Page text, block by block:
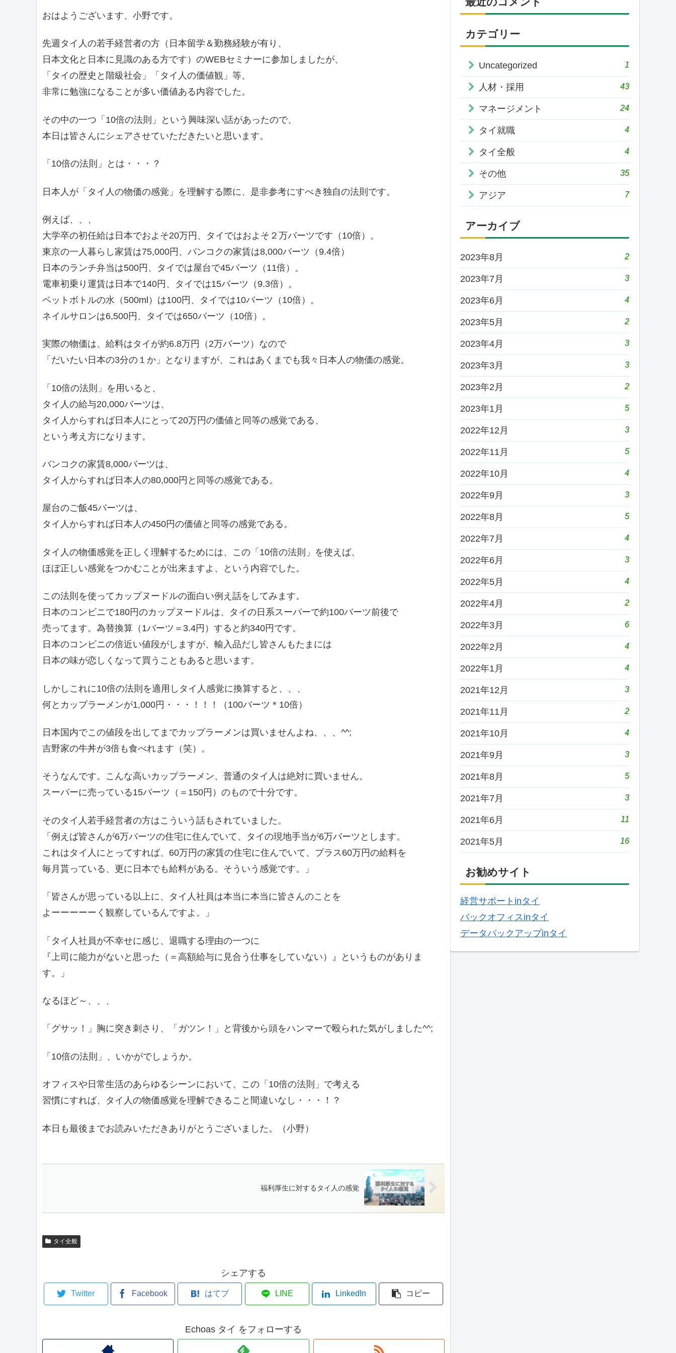
おはようございます、小野です。
先週タイ人の若手経営者の方（日本留学＆勤務経験が有り、
日本文化と日本に見識のある方です）のWEBセミナーに参加しましたが、
「タイの歴史と階級社会」「タイ人の価値観」等、
非常に勉強になることが多い価値ある内容でした。
その中の一つ「10倍の法則」という興味深い話があったので、
本日は皆さんにシェアさせていただきたいと思います。
「10倍の法則」とは・・・？
日本人が「タイ人の物価の感覚」を理解する際に、是非参考にすべき独自の法則です。
例えば、、、
大学卒の初任給は日本でおよそ20万円、タイではおよそ２万バーツです（10倍）。
東京の一人暮らし家賃は75,000円、バンコクの家賃は8,000バーツ（9.4倍）
日本のランチ弁当は500円、タイでは屋台で45バーツ（11倍）。
電車初乗り運賃は日本で140円、タイでは15バーツ（9.3倍）。
ペットボトルの水（500ml）は100円、タイでは10バーツ（10倍）。
ネイルサロンは6,500円、タイでは650バーツ（10倍）。
実際の物価は、給料はタイが約6.8万円（2万バーツ）なので
「だいたい日本の3分の１か」となりますが、これはあくまでも我々日本人の物価の感覚。
「10倍の法則」を用いると、
タイ人の給与20,000バーツは、
タイ人からすれば日本人にとって20万円の価値と同等の感覚である、
という考え方になります。
バンコクの家賃8,000バーツは、
タイ人からすれば日本人の80,000円と同等の感覚である。
屋台のご飯45バーツは、
タイ人からすれば日本人の450円の価値と同等の感覚である。
タイ人の物価感覚を正しく理解するためには、この「10倍の法則」を使えば、
ほぼ正しい感覚をつかむことが出来ますよ、という内容でした。
この法則を使ってカップヌードルの面白い例え話をしてみます。
日本のコンビニで180円のカップヌードルは、タイの日系スーパーで約100バーツ前後で
売ってます。為替換算（1バーツ＝3.4円）すると約340円です。
日本のコンビニの倍近い値段がしますが、輸入品だし皆さんもたまには
日本の味が恋しくなって買うこともあると思います。
しかしこれに10倍の法則を適用しタイ人感覚に換算すると、、、
何とカップラーメンが1,000円・・・！！！（100バーツ＊10倍）
日本国内でこの値段を出してまでカップラーメンは買いませんよね、、、^^;
吉野家の牛丼が3倍も食べれます（笑）。
そうなんです。こんな高いカップラーメン、普通のタイ人は絶対に買いません。
スーパーに売っている15バーツ（＝150円）のもので十分です。
そのタイ人若手経営者の方はこういう話もされていました。
「例えば皆さんが6万バーツの住宅に住んでいて、タイの現地手当が6万バーツとします。
これはタイ人にとってすれば、60万円の家賃の住宅に住んでいて、プラス60万円の給料を
毎月貰っている、更に日本でも給料がある。そういう感覚です。」
「皆さんが思っている以上に、タイ人社員は本当に本当に皆さんのことを
よーーーーーく観察しているんですよ。」
「タイ人社員が不幸せに感じ、退職する理由の一つに
『上司に能力がないと思った（＝高額給与に見合う仕事をしていない）』というものがありま
す。」
なるほど～、、、
「グサッ！」胸に突き刺さり、「ガツン！」と背後から頭をハンマーで殴られた気がしました^^;
「10倍の法則」、いかがでしょうか。
オフィスや日常生活のあらゆるシーンにおいて、この「10倍の法則」で考える
習慣にすれば、タイ人の物価感覚を理解できること間違いなし・・・！？
本日も最後までお読みいただきありがとうございました。（小野）
福利厚生に対するタイ人の感覚
タイ全般
シェアする
Twitter Facebook はてブ LINE LinkedIn コピー
Echoas タイ をフォローする
カテゴリー
Uncategorized 1
人材・採用 43
マネージメント 24
タイ就職 4
タイ全般 4
その他 35
アジア 7
アーカイブ
2023年8月 2
2023年7月 3
2023年6月 4
2023年5月 2
2023年4月 3
2023年3月 3
2023年2月 2
2023年1月 5
2022年12月 3
2022年11月 5
2022年10月 4
2022年9月 3
2022年8月 5
2022年7月 4
2022年6月 3
2022年5月 4
2022年4月 2
2022年3月 6
2022年2月 4
2022年1月 4
2021年12月 3
2021年11月 2
2021年10月 4
2021年9月 3
2021年8月 5
2021年7月 3
2021年6月 11
2021年5月 16
お勧めサイト
経営サポートinタイ
バックオフィスinタイ
データバックアップinタイ